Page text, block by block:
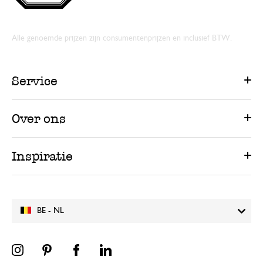
BE - NL
Alle genoemde prijzen zijn consumentenprijzen en inclusief BTW.
Service
Over ons
Inspiratie